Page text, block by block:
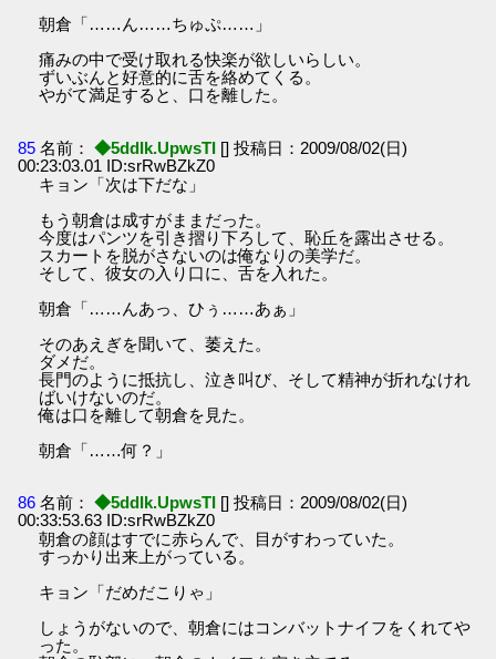
朝倉「……ん……ちゅぷ……」
痛みの中で受け取れる快楽が欲しいらしい。
ずいぶんと好意的に舌を絡めてくる。
やがて満足すると、口を離した。
85 名前： ◆5ddIk.UpwsTI [] 投稿日：2009/08/02(日)
00:23:03.01 ID:srRwBZkZ0
キョン「次は下だな」
もう朝倉は成すがままだった。
今度はパンツを引き摺り下ろして、恥丘を露出させる。
スカートを脱がさないのは俺なりの美学だ。
そして、彼女の入り口に、舌を入れた。
朝倉「……んあっ、ひぅ……あぁ」
そのあえぎを聞いて、萎えた。
ダメだ。
長門のように抵抗し、泣き叫び、そして精神が折れなけれ
ばいけないのだ。
俺は口を離して朝倉を見た。
朝倉「……何？」
86 名前： ◆5ddIk.UpwsTI [] 投稿日：2009/08/02(日)
00:33:53.63 ID:srRwBZkZ0
朝倉の顔はすでに赤らんで、目がすわっていた。
すっかり出来上がっている。
キョン「だめだこりゃ」
しょうがないので、朝倉にはコンバットナイフをくれてや
った。